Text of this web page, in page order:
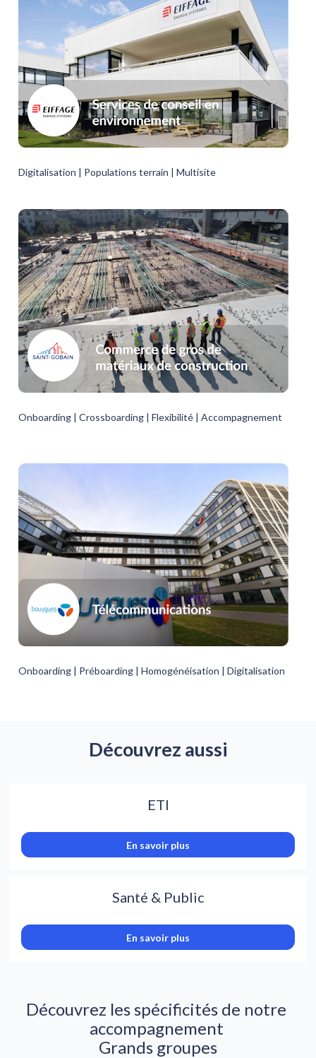
Digitalisation | Populations terrain | Multisite
Onboarding | Crossboarding | Flexibilité | Accompagnement
Onboarding | Préboarding | Homogénéisation | Digitalisation
Découvrez aussi
ETI
En savoir plus
Santé & Public
En savoir plus
Découvrez les spécificités de notre
accompagnement
Grands groupes